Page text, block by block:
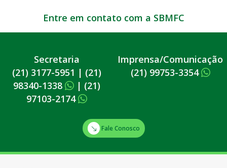
Entre em contato com a SBMFC
Secretaria
(21) 3177-5951 | (21)
98340-1338
| (21)
97103-2174
Imprensa/Comunicação
(21) 99753-3354
Fale Conosco